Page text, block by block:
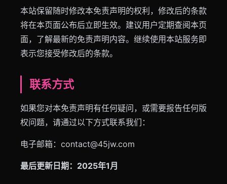
本站保留随时修改本免责声明的权利，修改后的条款
将在本页面公布后立即生效。建议用户定期查阅本页
面，了解最新的免责声明内容。继续使用本站服务即
表示您接受修改后的条款。
联系方式
如果您对本免责声明有任何疑问，或需要报告任何版
权问题，请通过以下方式联系我们：
电子邮箱：contact@45jw.com
最后更新日期：2025年1月